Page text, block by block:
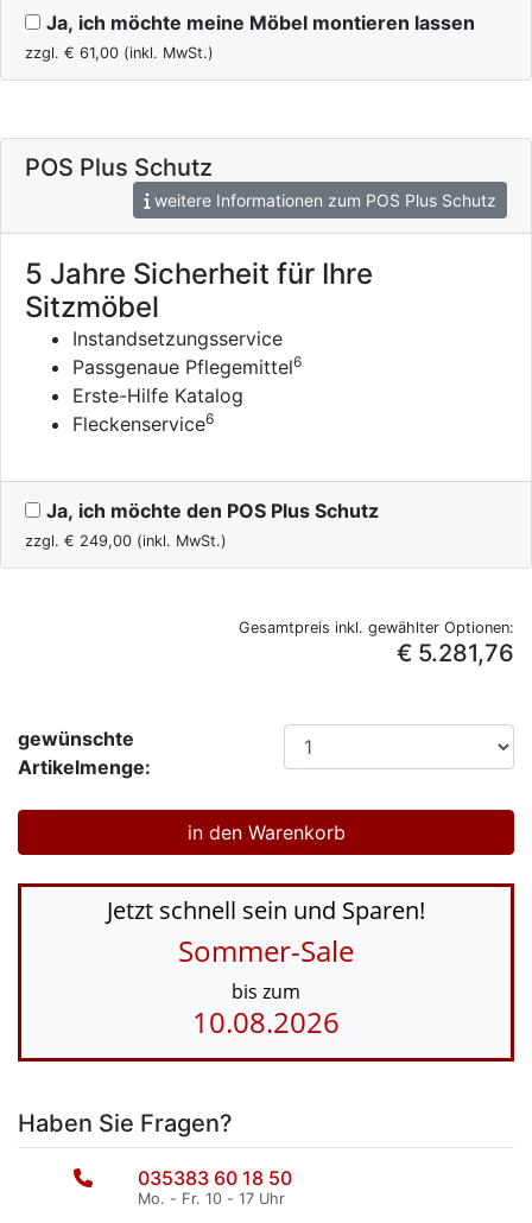
Ja, ich möchte meine Möbel montieren lassen
zzgl. € 61,00 (inkl. MwSt.)
POS Plus Schutz
weitere Informationen zum POS Plus Schutz
5 Jahre Sicherheit für Ihre
Sitzmöbel
Instandsetzungsservice
Passgenaue Pflegemittel6
Erste-Hilfe Katalog
Fleckenservice6
Ja, ich möchte den POS Plus Schutz
zzgl. € 249,00 (inkl. MwSt.)
Gesamtpreis inkl. gewählter Optionen:
€ 5.281,76
gewünschte
Artikelmenge:
Jetzt schnell sein und Sparen!
Sommer-Sale
bis zum
10.08.2026
Haben Sie Fragen?
035383 60 18 50
Mo. - Fr. 10 - 17 Uhr